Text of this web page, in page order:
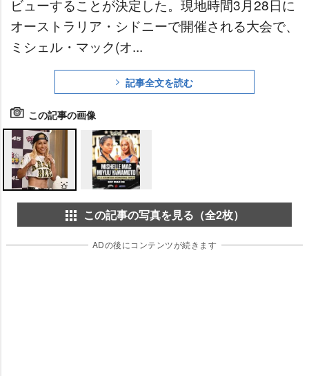
ビューすることが決定した。現地時間3月28日に
オーストラリア・シドニーで開催される大会で、
ミシェル・マック(オ...
記事全文を読む
この記事の画像
この記事の写真を見る（全2枚）
ADの後にコンテンツが続きます